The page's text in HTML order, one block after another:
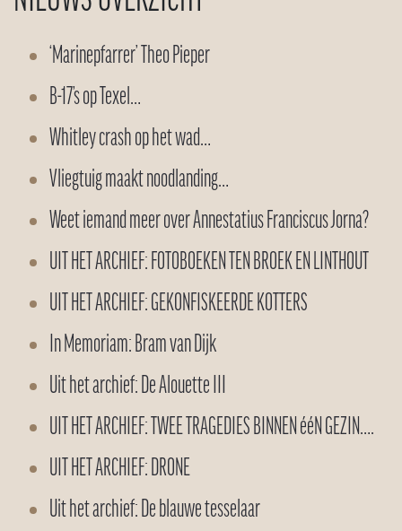
‘Marinepfarrer’ Theo Pieper
B-17’s op Texel…
Whitley crash op het wad…
Vliegtuig maakt noodlanding…
Weet iemand meer over Annestatius Franciscus Jorna?
UIT HET ARCHIEF: FOTOBOEKEN TEN BROEK EN LINTHOUT
UIT HET ARCHIEF: GEKONFISKEERDE KOTTERS
In Memoriam: Bram van Dijk
Uit het archief: De Alouette III
UIT HET ARCHIEF: TWEE TRAGEDIES BINNEN ééN GEZIN….
UIT HET ARCHIEF: DRONE
Uit het archief: De blauwe tesselaar